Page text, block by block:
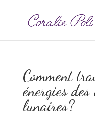
Comment
énergies
lunaires?